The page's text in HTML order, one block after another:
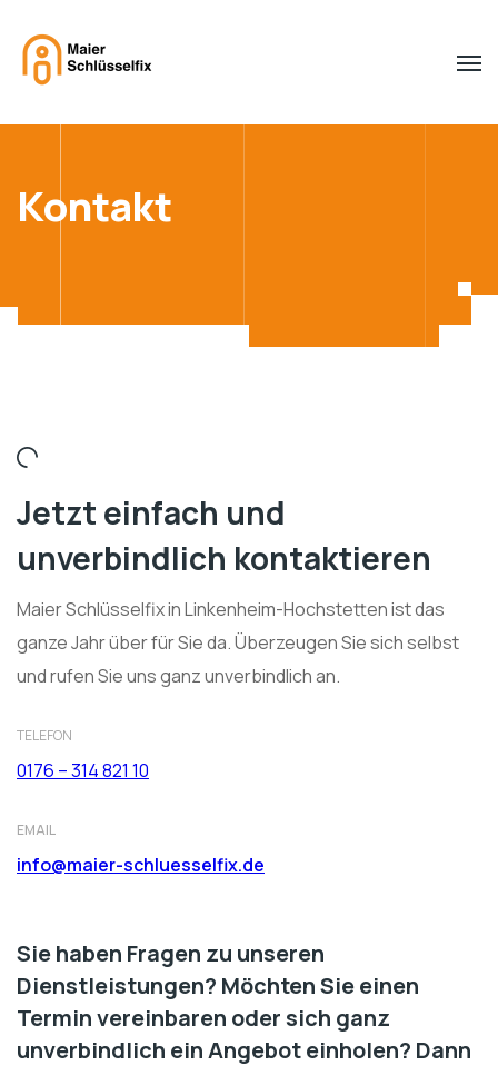
Kontakt
Jetzt einfach und
unverbindlich kontaktieren
Maier Schlüsselfix in Linkenheim-Hochstetten ist das
ganze Jahr über für Sie da. Überzeugen Sie sich selbst
und rufen Sie uns ganz unverbindlich an.
TELEFON
0176 – 314 821 10
EMAIL
info@maier-schluesselfix.de
Sie haben Fragen zu unseren
Dienstleistungen? Möchten Sie einen
Termin vereinbaren oder sich ganz
unverbindlich ein Angebot einholen? Dann